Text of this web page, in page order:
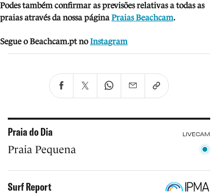
Podes também confirmar as previsões relativas a todas as
praias através da nossa página Praias Beachcam.
Segue o Beachcam.pt no Instagram
Praia do Dia LIVECAM
Praia Pequena
Surf Report